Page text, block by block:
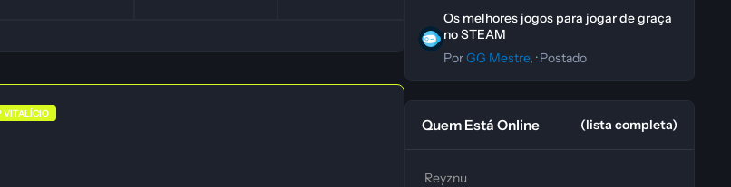
topic overview
VITALÍCIO
Os melhores jogos para jogar de graça
no STEAM
PorGG Mestre, ·Postado
Quem Está Online (lista completa)
Reyznu